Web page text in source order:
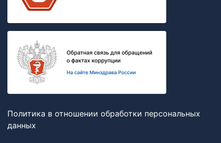
Политика в отношении обработки персональных
данных